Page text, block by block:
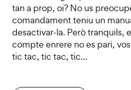
tan a prop, oi? No us
comandament teniu un
desactivar-la. Però tranquils,
compte enrere no es pari,
tic tac, tic tac, tic…